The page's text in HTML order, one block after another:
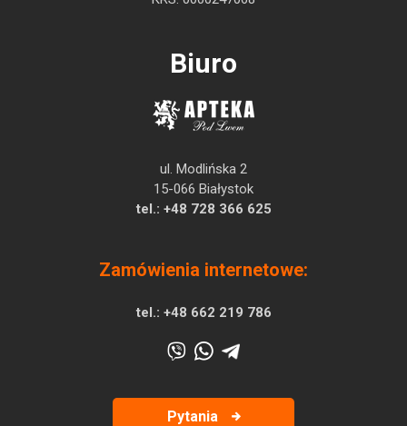
Biuro
ul. Modlińska 2
15-066 Białystok
tel.: +48 728 366 625
Zamówienia internetowe:
tel.: +48 662 219 786
Pytania